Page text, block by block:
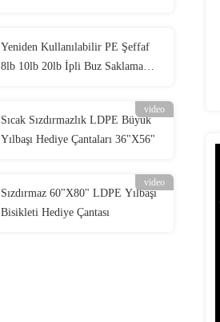
Yeniden Kullanılabilir PE Şeffaf
8lb 10lb 20lb İpli Buz Saklama
video
Sıcak Sızdırmazlık LDPE Büyük
Yılbaşı Hediye Çantaları 36"X56"
video
Sızdırmaz 60"X80" LDPE Yılbaşı
Bisikleti Hediye Çantası